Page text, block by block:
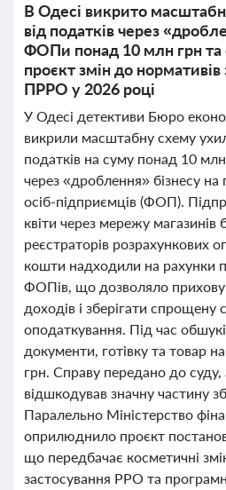
В Одесі викрито
від податків через
ФОПи понад 10 млн грн
проєкт змін до
ПРРО у 2026 році
У Одесі детективи Бюро
викрили масштабну схему
податків на суму понад 10
через «дроблення» бізнесу на
осіб-підприємців (ФОП).
квіти через мережу магазинів
реєстраторів розрахункових
кошти надходили на рахунки
ФОПів, що дозволяло
доходів і зберігати спрощену
оподаткування. Під час
документи, готівку та товар
грн. Справу передано до
відшкодував значну частину
Паралельно Міністерство
оприлюднило проєкт
що передбачає косметичні
застосування РРО та